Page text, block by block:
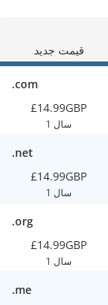
قیمت جدید
.com
£14.99GBP
1 سال
.net
£14.99GBP
1 سال
.org
£14.99GBP
1 سال
.me